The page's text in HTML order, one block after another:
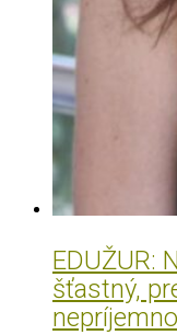
EDUŽUR:
šťastný,